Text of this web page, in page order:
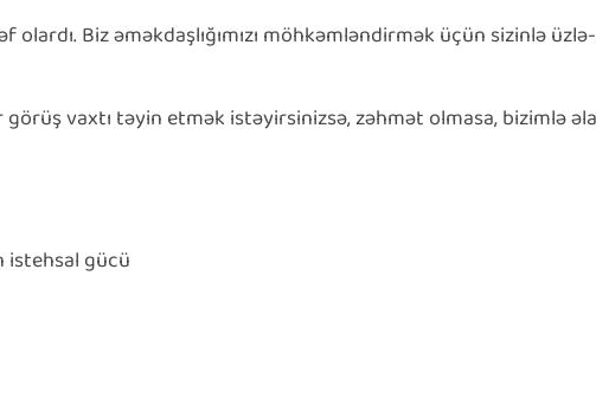
olardı. Biz əməkdaşlığımızı möhkəmləndirmək üçün sizinlə
vaxtı təyin etmək istəyirsinizsə, zəhmət olmasa, bizimlə
istehsal gücü